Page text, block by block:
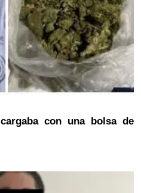
con una bolsa de